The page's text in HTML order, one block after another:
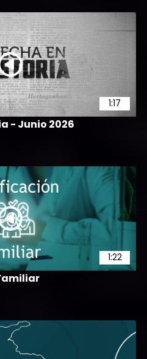
1:17
- Junio 2026
1:22